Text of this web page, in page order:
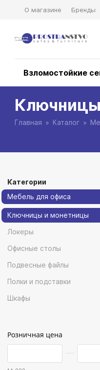
О магазине Бренды
Взломостойкие
Главная Каталог
Категории
Мебель для офиса
Ключницы и монетницы
Локеры
Офисные столы
Подвесные файлы
Полки и подставки
Шкафы
Розничная цена